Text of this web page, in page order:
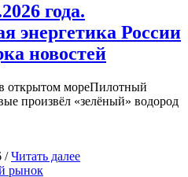
года.
энергетика России
новостей
открытом мореПилотный
произвёл «зелёный» водород
/Читать далее
рынок